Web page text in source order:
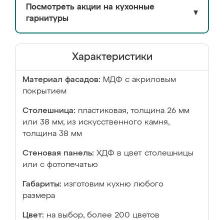
Посмотреть акции на кухонные
гарнитуры
▼
Характеристики
Материал фасадов: МДФ с акриловым
покрытием
Столешница: пластиковая, толщина 26 мм
или 38 мм; из искусственного камня,
толщина 38 мм
Стеновая панель: ХДФ в цвет столешницы
или с фотопечатью
Габариты: изготовим кухню любого
размера
Цвет: на выбор, более 200 цветов